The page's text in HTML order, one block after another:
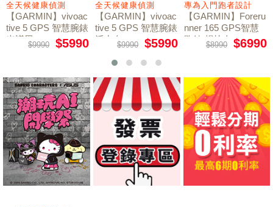
全天候健康偵測
【GARMIN】vivoac
tive 5 GPS 智慧腕錶
光譜黑
$9990 $5990
全天候健康偵測
【GARMIN】vivoac
tive 5 GPS 智慧腕錶
活力白
$9990 $5990
專為入門跑者設計
【GARMIN】Foreru
nner 165 GPS智慧
跑錶 暢快白
$8990 $6990